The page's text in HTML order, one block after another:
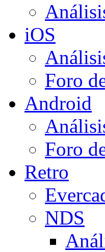
iOS
Foro
Android
Foro
Retro
NDS